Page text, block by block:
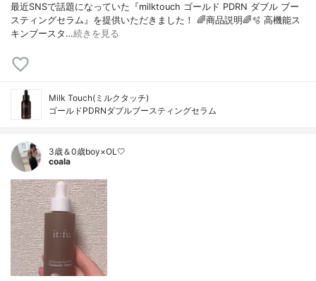
最近SNSで話題になっていた『milktouch ゴールド PDRN ダブル ブー
スティングセラム』を提供いただきました！ 🌈商品説明🌈🫧 高機能ス
キンブースタ…続きを見る
Milk Touch(ミルクタッチ)
ゴールドPDRNダブルブースティングセラム
3歳＆0歳boy×OL🤍
coala